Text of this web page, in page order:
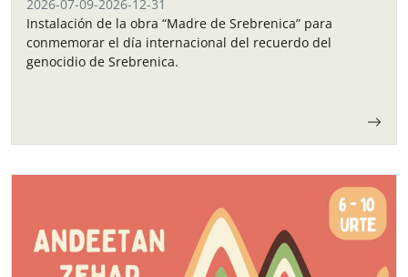
2026-07-09-2026-12-31
Instalación de la obra “Madre de Srebrenica” para
conmemorar el día internacional del recuerdo del
genocidio de Srebrenica.